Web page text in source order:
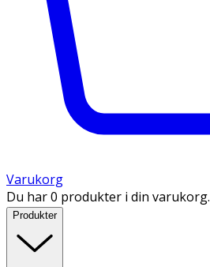
Varukorg
Du har 0 produkter i din varukorg.
Produkter